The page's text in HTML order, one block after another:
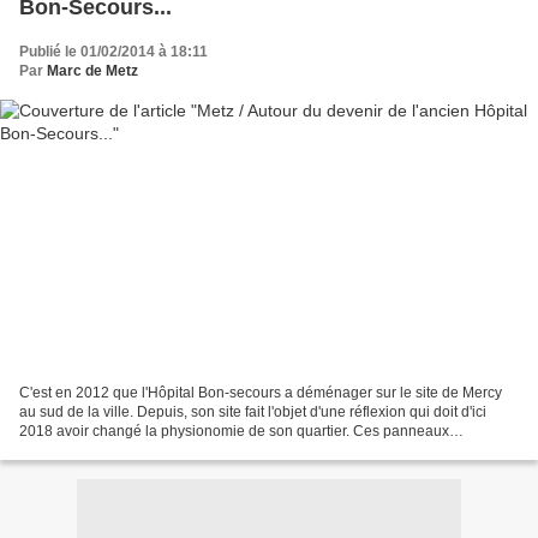
Bon-Secours...
Publié le 01/02/2014 à 18:11
Par Marc de Metz
C'est en 2012 que l'Hôpital Bon-secours a déménager sur le site de Mercy
au sud de la ville. Depuis, son site fait l'objet d'une réflexion qui doit d'ici
2018 avoir changé la physionomie de son quartier. Ces panneaux